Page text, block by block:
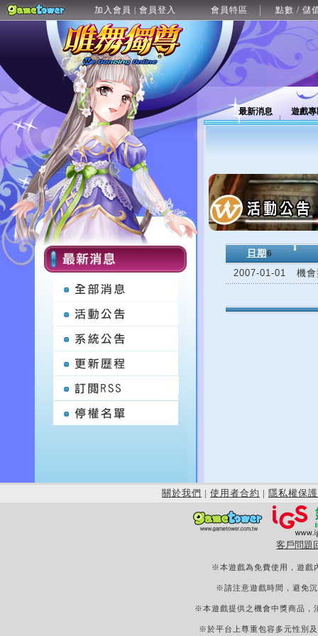
加入會員 | 會員登入 會員特區 點數 / 儲
最新消息 遊戲
日期 6
2007-01-01
機
關於我們 | 使用者合約 | 隱私權保護
客戶問題
※本遊戲為免費使用，遊戲
※請注意遊戲時間，避免
※本遊戲提供之機會中獎商品，
※於平台上尊重包容多元性別